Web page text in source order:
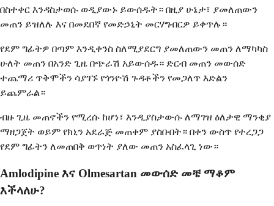
በስተቀር እንዳስታወሱ ወዲያውኑ ይውሰዱት። በዚያ ሁኔታ፣ ያመለጠውን
መጠን ይዝለሉ እና በመደበኛ የመድኃኒት መርሃግብርዎ ይቀጥሉ።
የደም ግፊትዎ በጣም እንዲቀንስ ስለሚያደርግ ያመለጠውን መጠን ለማካካስ
ሁለት መጠን በአንድ ጊዜ በጭራሽ አይውሰዱ። ድርብ መጠን መውሰድ
ተጨማሪ ጥቅሞችን ሳያገኙ የጎንዮሽ ጉዳቶችን የመጋለጥ እድልን
ይጨምራል።
ብዙ ጊዜ መጠኖችን የሚረሱ ከሆነ፣ እንዲያስታውሱ ለማገዝ ዕለታዊ ማንቂያ
ማዘጋጀት ወይም የክኒን አደራጅ መጠቀም ያስቡበት። በቀን ውስጥ የተረጋጋ
የደም ግፊትን ለመጠበቅ ወጥነት ያለው መጠን አስፈላጊ ነው።
Amlodipine እና Olmesartan መውሰድ መቼ ማቆም
እችላለሁ?